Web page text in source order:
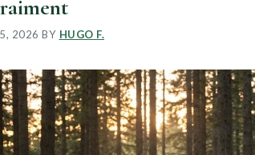
2026 BY HUGO F.